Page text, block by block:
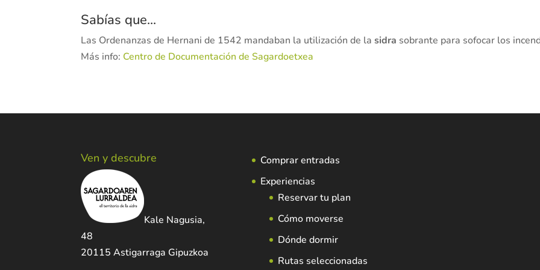
Sabías que...
Las Ordenanzas de Hernani de 1542 mandaban la utilización de lasidra sobrante para sofocar los
Más info: Centro de Documentación de Sagardoetxea
Ven y descubre
Kale Nagusia,
48
20115 Astigarraga Gipuzkoa
Comprar entradas
Experiencias
Reservar tu plan
Cómo moverse
Dónde dormir
Rutas seleccionadas